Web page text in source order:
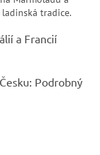
tradice.
a Francií
Podrobný